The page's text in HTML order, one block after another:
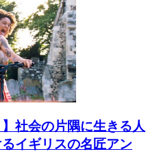
】社会の片隅に生きる人
イギリスの名匠アン